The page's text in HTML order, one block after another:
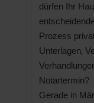
dürfen Ihr
Prozess
Unterlagen,
Notartermin?
Gerade in